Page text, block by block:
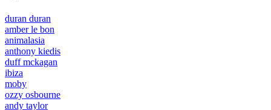
duran duran
amber le bon
animalasia
anthony kiedis
duff mckagan
ibiza
moby
ozzy osbourne
andy taylor